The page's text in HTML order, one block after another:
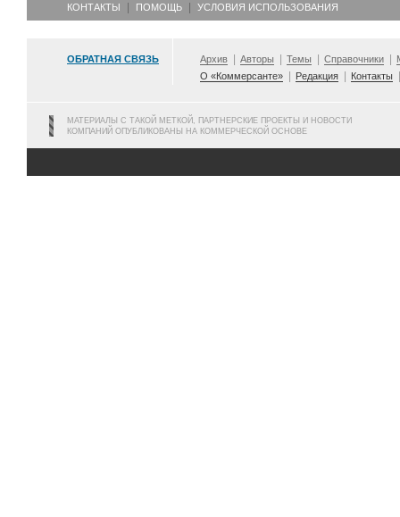
КОНТАКТЫ ПОМОЩЬ УСЛОВИЯ ИСПОЛЬЗОВАНИЯ
ОБРАТНАЯ СВЯЗЬ Архив Авторы Темы Справочники
О «Коммерсанте»
Редакция Контакты
МАТЕРИАЛЫ С ТАКОЙ МЕТКОЙ, ПАРТНЕРСКИЕ ПРОЕКТЫ И НОВОСТИ
КОМПАНИЙ ОПУБЛИКОВАНЫ НА КОММЕРЧЕСКОЙ ОСНОВЕ